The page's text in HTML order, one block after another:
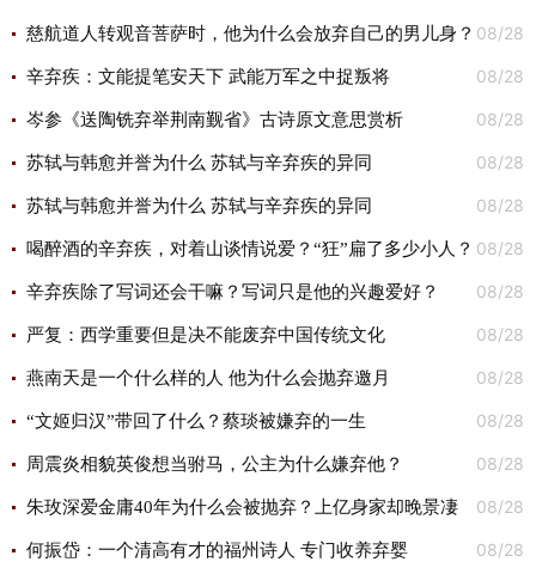
用？ 08/28
慈航道人转观音菩萨时，他为什么会放弃自己的男儿身？
08/28
辛弃疾：文能提笔安天下 武能万军之中捉叛将
08/28
岑参《送陶铣弃举荆南觐省》古诗原文意思赏析
08/28
苏轼与韩愈并誉为什么 苏轼与辛弃疾的异同
08/28
苏轼与韩愈并誉为什么 苏轼与辛弃疾的异同
08/28
喝醉酒的辛弃疾，对着山谈情说爱？“狂”扁了多少小人？
08/28
辛弃疾除了写词还会干嘛？写词只是他的兴趣爱好？
08/28
严复：西学重要但是决不能废弃中国传统文化
08/28
燕南天是一个什么样的人 他为什么会抛弃邀月
08/28
“文姬归汉”带回了什么？蔡琰被嫌弃的一生
08/28
周震炎相貌英俊想当驸马，公主为什么嫌弃他？
08/28
朱玫深爱金庸40年为什么会被抛弃？上亿身家却晚景凄
惨，儿子成她心头难 08/28
何振岱：一个清高有才的福州诗人 专门收养弃婴